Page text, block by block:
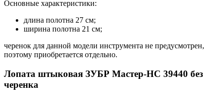
Основные характеристики:
длина полотна 27 см;
ширина полотна 21 см;
черенок для данной модели инструмента не предусмотрен,
поэтому приобретается отдельно.
Лопата штыковая ЗУБР Мастер-НС 39440 без
черенка